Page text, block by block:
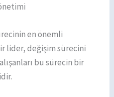
en önemli
lider, değişim sürecini
bu sürecin bir